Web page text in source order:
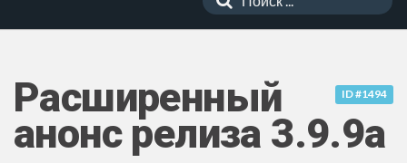
ID #1494
Расширенный
анонс релиза 3.9.9a